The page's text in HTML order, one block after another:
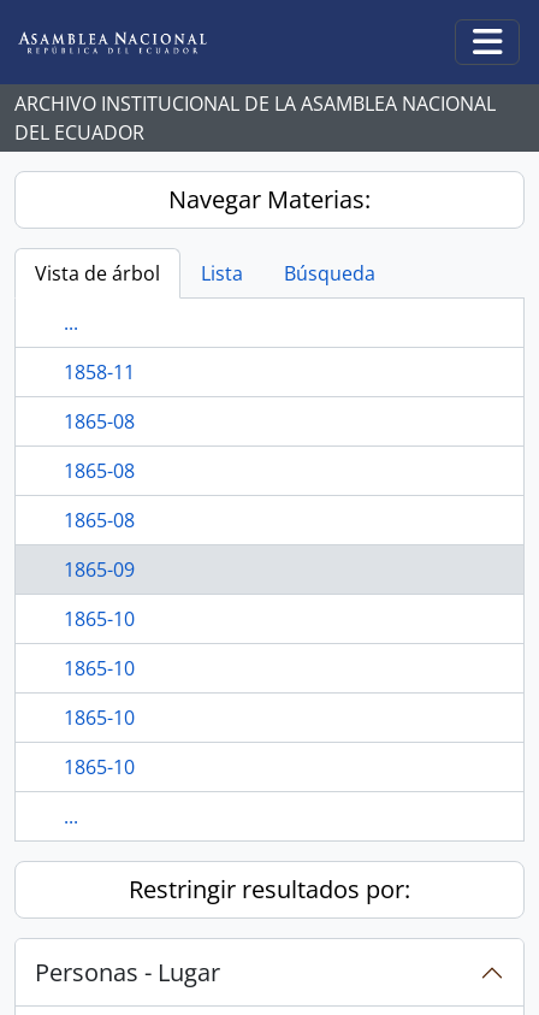
ARCHIVO INSTITUCIONAL DE LA ASAMBLEA NACIONAL
DEL ECUADOR
Navegar Materias:
Vista de árbol Lista
Búsqueda
...
1858-11
1865-08
1865-08
1865-08
1865-09
1865-10
1865-10
1865-10
1865-10
...
Restringir resultados por:
Personas - Lugar